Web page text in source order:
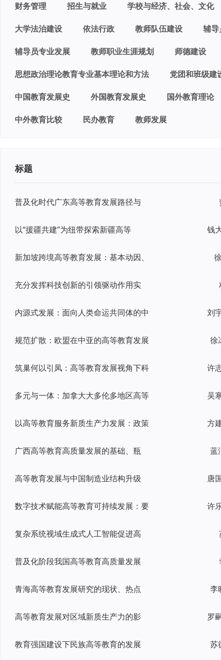
财务管理 招生与就业 学校与经济、社会、文化
大学法治建设 依法行政 教师队伍建设 辅
辅导员专业发展 教师职业生涯规划 师德建设
思想政治理论教育专业基本理论和方法 党团和班级建
中国教育发展史 外国教育发展史 国外教育理论
中外教育比较 民办教育 教师发展
标题
普及化时代广东高等教育发展路径与
以“援疆共建”为纽带探索新疆高等
新加坡跨境高等教育发展：基本动因、
充分发挥科技创新的引领驱动作用实
内源式发展：面向人类命运共同体的中
规范扩散：欧盟在中亚的高等教育发展 徐
筑巢何以引凤：高等教育发展视角下科
多元与一体：加拿大大多伦多地区高等
以高等教育服务新质生产力发展：政策
广西高等教育高质量发展的基础、瓶 蓝
高等教育发展与中国制造业结构升级
数字技术赋能高等教育可持续发展：要
复杂系统视域生成式人工智能促进高
普及化阶段我国高等教育高质量发展
青海高等教育发展研究的现状、热点 李
高等教育发展对区域新质生产力的影
教育强国建设下民族高等教育的发展 苏